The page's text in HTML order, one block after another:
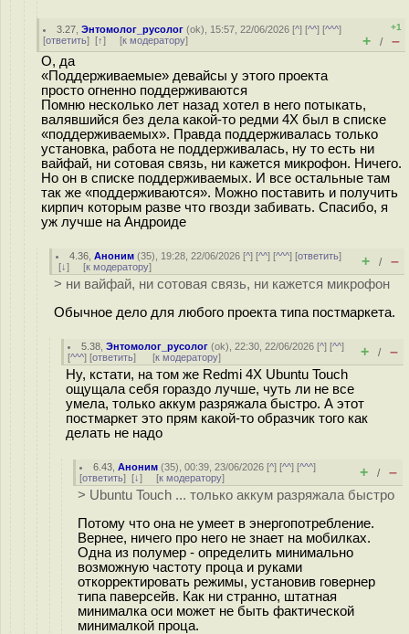
3.27 ,Энтомолог_русолог (ok), 15:57, 22/06/2026 [^] [^^] [^^^]
[ответить] [↑] [к модератору]
+1
+ / –
О, да
«Поддерживаемые» девайсы у этого проекта
просто огненно поддерживаются
Помню несколько лет назад хотел в него потыкать,
валявшийся без дела какой-то редми 4X был в списке
«поддерживаемых». Правда поддерживалась только
установка, работа не поддерживалась, ну то есть ни
вайфай, ни сотовая связь, ни кажется микрофон. Ничего.
Но он в списке поддерживаемых. И все остальные там
так же «поддерживаются». Можно поставить и получить
кирпич которым разве что гвозди забивать. Спасибо, я
уж лучше на Андроиде
4.36 ,Аноним (35), 19:28, 22/06/2026 [^] [^^] [^^^] [ответить]
[↓] [к модератору] + / –
> ни вайфай, ни сотовая связь, ни кажется микрофон
Обычное дело для любого проекта типа постмаркета.
5.38 ,Энтомолог_русолог (ok), 22:30, 22/06/2026 [^] [^^]
[^^^] [ответить] [к модератору] + / –
Ну, кстати, на том же Redmi 4X Ubuntu Touch
ощущала себя гораздо лучше, чуть ли не все
умела, только аккум разряжала быстро. А этот
постмаркет это прям какой-то образчик того как
делать не надо
6.43 ,Аноним (35), 00:39, 23/06/2026 [^] [^^] [^^^]
[ответить] [↓] [к модератору] + / –
> Ubuntu Touch ... только аккум разряжала быстро
Потому что она не умеет в энергопотребление.
Вернее, ничего про него не знает на мобилках.
Одна из полумер - определить минимально
возможную частоту проца и руками
откорректировать режимы, установив говернер
типа паверсейв. Как ни странно, штатная
минималка оси может не быть фактической
минималкой проца.